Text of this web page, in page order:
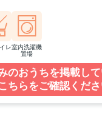
レ室内洗濯機
置場
のおうちを掲載し
ちらをご確認くだ